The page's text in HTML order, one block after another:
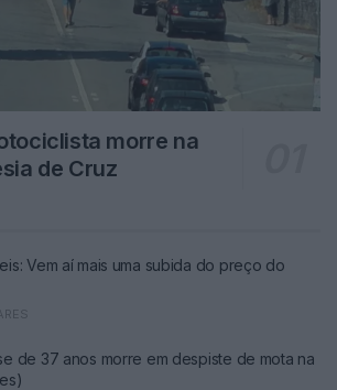
morre na
de Cruz
Vem aí mais uma subida do preço do
de 37 anos morre em despiste de mota na